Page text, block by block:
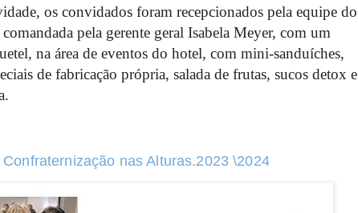
os convidados foram recepcionados pela equipe do
pela gerente geral Isabela Meyer, com um
na área de eventos do hotel, com mini-sanduíches,
de fabricação própria, salada de frutas, sucos detox e
Confraternização nas Alturas.2023 \2024